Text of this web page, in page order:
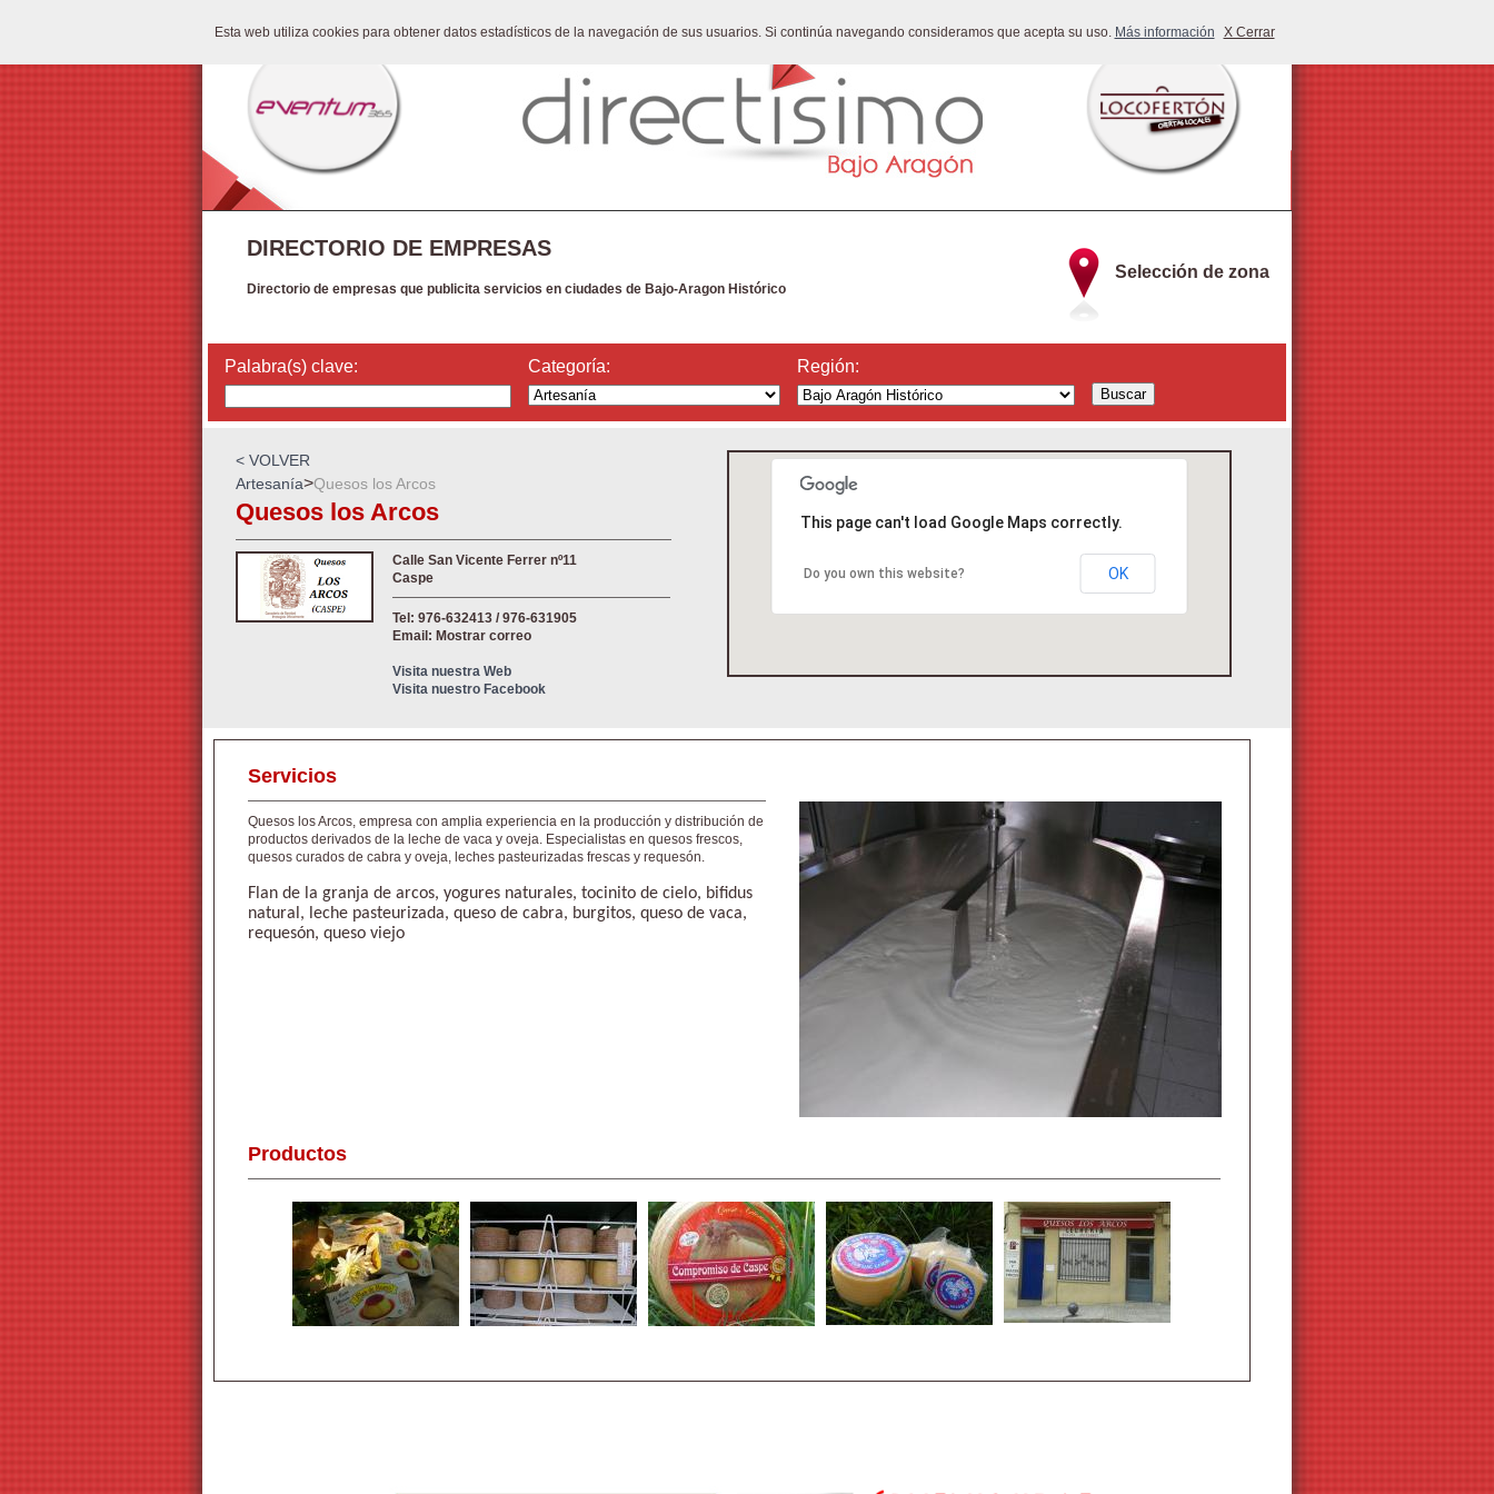
Esta web utiliza cookies para obtener datos estadísticos de la navegación de sus usuarios. Si continúa navegando consideramos que acepta su uso. Más información X Cerrar
Selección de zona
DIRECTORIO DE EMPRESAS
Directorio de empresas que publicita servicios en ciudades de Bajo-Aragon Histórico
Palabra(s) clave: Categoría: Región:
< VOLVER
Artesanía>Quesos los Arcos
Quesos los Arcos
Calle San Vicente Ferrer nº11
Caspe
Tel: 976-632413 / 976-631905
Email: Mostrar correo
Visita nuestra Web
Visita nuestro Facebook
This page can't load Google Maps correctly.
Do you own this website? OK
Servicios
Quesos los Arcos, empresa con amplia experiencia en la producción y distribución de
productos derivados de la leche de vaca y oveja. Especialistas en quesos frescos,
quesos curados de cabra y oveja, leches pasteurizadas frescas y requesón.
Flan de la granja de arcos, yogures naturales, tocinito de cielo, bifidus
natural, leche pasteurizada, queso de cabra, burgitos, queso de vaca,
requesón, queso viejo
Productos